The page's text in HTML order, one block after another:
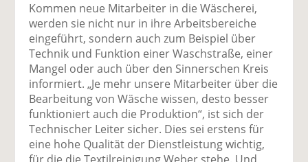
Kommen neue Mitarbeiter in die Wäscherei,
werden sie nicht nur in ihre Arbeitsbereiche
eingeführt, sondern auch zum Beispiel über
Technik und Funktion einer Waschstraße, einer
Mangel oder auch über den Sinnerschen Kreis
informiert. „Je mehr unsere Mitarbeiter über die
Bearbeitung von Wäsche wissen, desto besser
funktioniert auch die Produktion“, ist sich der
Technischer Leiter sicher. Dies sei erstens für
eine hohe Qualität der Dienstleistung wichtig,